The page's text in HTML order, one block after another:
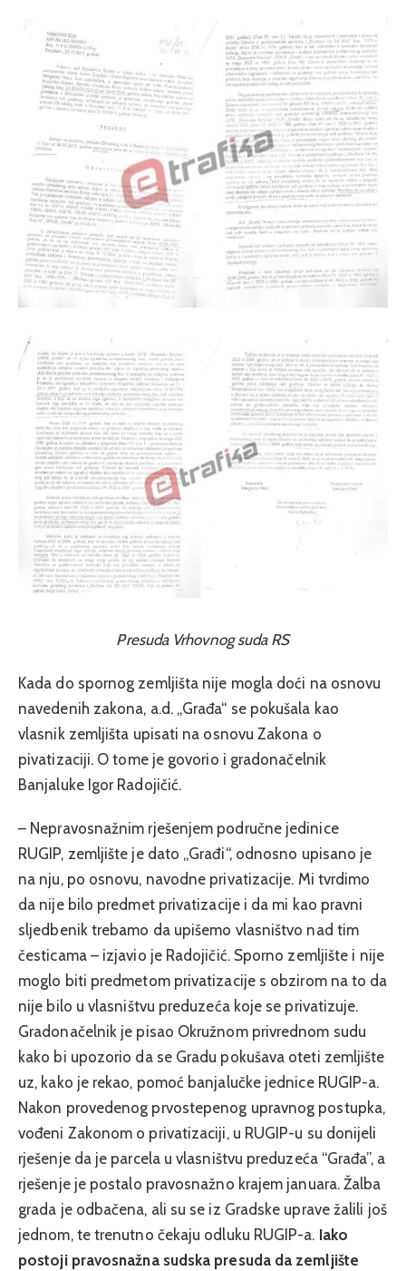
Presuda Vrhovnog suda RS
Kada do spornog zemljišta nije mogla doći na osnovu
navedenih zakona, a.d. „Građa“ se pokušala kao
vlasnik zemljišta upisati na osnovu Zakona o
pivatizaciji. O tome je govorio i gradonačelnik
Banjaluke Igor Radojičić.
– Nepravosnažnim rješenjem područne jedinice
RUGIP, zemljište je dato „Građi“, odnosno upisano je
na nju, po osnovu, navodne privatizacije. Mi tvrdimo
da nije bilo predmet privatizacije i da mi kao pravni
sljedbenik trebamo da upišemo vlasništvo nad tim
česticama – izjavio je Radojičić. Sporno zemljište i nije
moglo biti predmetom privatizacije s obzirom na to da
nije bilo u vlasništvu preduzeća koje se privatizuje.
Gradonačelnik je pisao Okružnom privrednom sudu
kako bi upozorio da se Gradu pokušava oteti zemljište
uz, kako je rekao, pomoć banjalučke jednice RUGIP-a.
Nakon provedenog prvostepenog upravnog postupka,
vođeni Zakonom o privatizaciji, u RUGIP-u su donijeli
rješenje da je parcela u vlasništvu preduzeća “Građa”, a
rješenje je postalo pravosnažno krajem januara. Žalba
grada je odbačena, ali su se iz Gradske uprave žalili još
jednom, te trenutno čekaju odluku RUGIP-a. Iako
postoji pravosnažna sudska presuda da zemljište